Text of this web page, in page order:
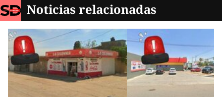
Noticias relacionadas